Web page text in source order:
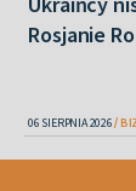
Rosjanie
06 SIERPNIA 2026